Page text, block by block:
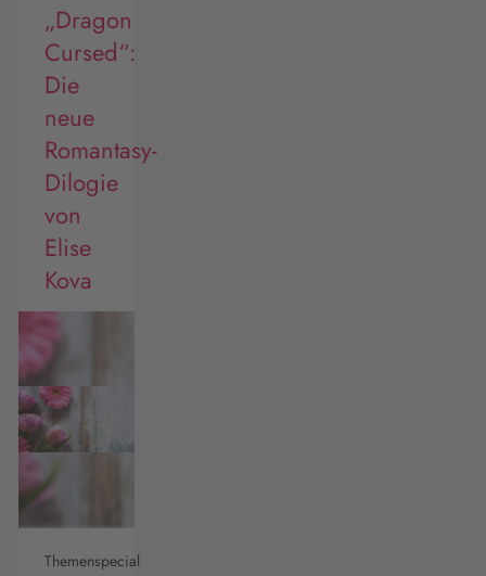
„Dragon
Cursed“:
Die
neue
Romantasy-
Dilogie
von
Elise
Kova
Themenspecial